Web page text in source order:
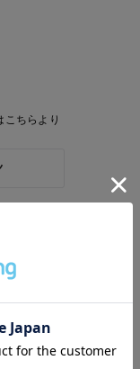
ちらより
ントを
り